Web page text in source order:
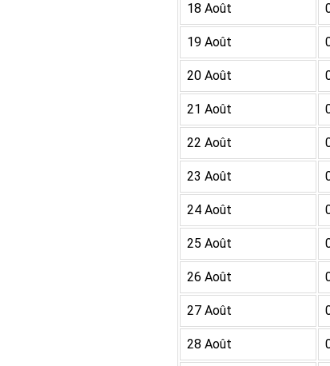
18 Août
19 Août
20 Août
21 Août
22 Août
23 Août
24 Août
25 Août
26 Août
27 Août
28 Août